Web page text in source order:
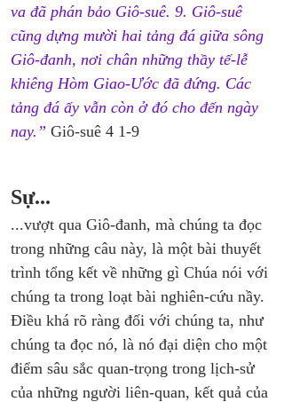
va đã phán bảo Giô-suê. 9. Giô-suê
cũng dựng mười hai tảng đá giữa sông
Giô-đanh, nơi chân những thầy tế-lễ
khiêng Hòm Giao-Ước đã đứng. Các
tảng đá ấy vẫn còn ở đó cho đến ngày
nay.” Giô-suê 4 1-9
Sự...
...vượt qua Giô-đanh, mà chúng ta đọc
trong những câu này, là một bài thuyết
trình tổng kết về những gì Chúa nói với
chúng ta trong loạt bài nghiên-cứu nầy.
Điều khá rõ ràng đối với chúng ta, như
chúng ta đọc nó, là nó đại diện cho một
điểm sâu sắc quan-trọng trong lịch-sử
của những người liên-quan, kết quả của